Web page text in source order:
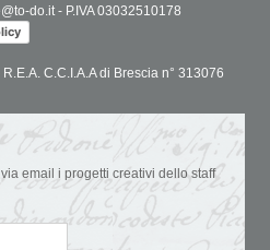
do.it - P.IVA 03032510178
C.C.I.A.A di Brescia n° 313076
email i progetti creativi dello staff